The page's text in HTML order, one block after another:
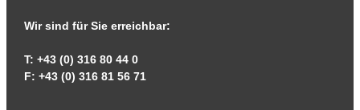
Wir sind für Sie erreichbar:
T: +43 (0) 316 80 44 0
F: +43 (0) 316 81 56 71